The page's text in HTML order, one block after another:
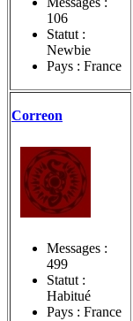
106
Statut :
Newbie
Pays : France
Correon
Messages :
499
Statut :
Habitué
Pays : France